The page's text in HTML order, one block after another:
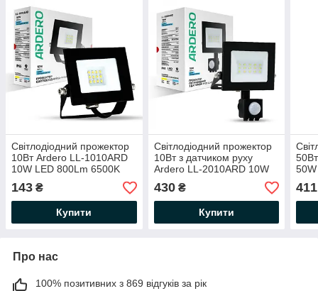
Світлодіодний прожектор
10Вт Ardero LL-1010ARD
10W LED 800Lm 6500K
104х92х21мм IP65 чорний
143 ₴
Купити
Світлодіодний прожектор
10Вт з датчиком руху
Ardero LL-2010ARD 10W
LED 800Lm 6500K
145х126х71мм IP65
чорний
430₴
Купити
Про нас
100% позитивних з 869 відгуків за рік